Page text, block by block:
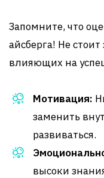
Запомните, что
айсберга! Не
влияющих на
Мотивация:
заменить
развиваться.
высоки